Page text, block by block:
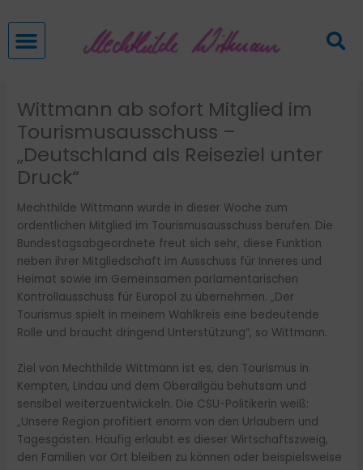
Inhalt
springen
Wittmann ab sofort Mitglied im
Tourismusausschuss –
„Deutschland als Reiseziel unter
Druck“
Mechthilde Wittmann wurde in dieser Woche zum
ordentlichen Mitglied im Tourismusausschuss berufen. Die
Bundestagsabgeordnete freut sich sehr, diese Funktion
neben ihrer Mitgliedschaft im Ausschuss für Inneres und
Heimat sowie im Gemeinsamen parlamentarischen
Kontrollausschuss für Europol zu übernehmen. „Der
Tourismus spielt in meinem Wahlkreis eine bedeutende
Rolle und braucht dringend Unterstützung“, so Wittmann.
Ziel von Mechthilde Wittmann ist es, den Tourismus in
Kempten, Lindau und dem Oberallgäu behutsam und
sensibel weiterzuentwickeln. Die CSU-Politikerin weiß:
„Unsere Region profitiert enorm von den Urlaubern und
Tagesgästen. Häufig erlaubt es dieser Wirtschaftszweig,
den Familien vor Ort bleiben zu können oder beispielsweise